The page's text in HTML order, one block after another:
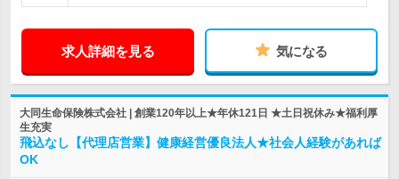
求人詳細を見る 気になる
大同生命保険株式会社 | 創業120年以上★年休121日 ★土日祝休み★福利厚
生充実
飛込なし【代理店営業】健康経営優良法人★社会人経験があれば
OK